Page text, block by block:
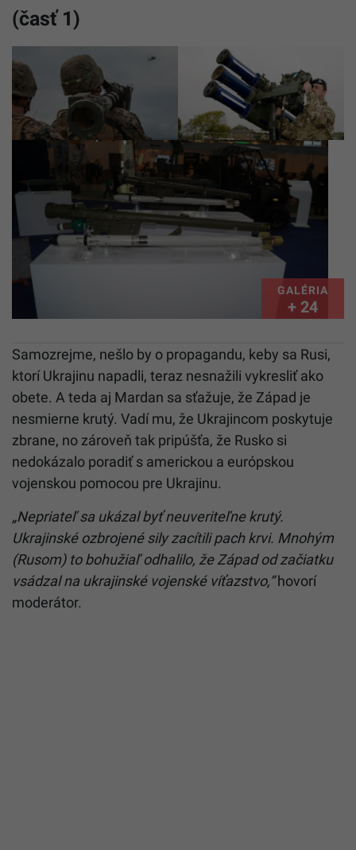
(časť 1)
GALÉRIA
+ 24
Samozrejme, nešlo by o propagandu, keby sa Rusi,
ktorí Ukrajinu napadli, teraz nesnažili vykresliť ako
obete. A teda aj Mardan sa sťažuje, že Západ je
nesmierne krutý. Vadí mu, že Ukrajincom poskytuje
zbrane, no zároveň tak pripúšťa, že Rusko si
nedokázalo poradiť s americkou a európskou
vojenskou pomocou pre Ukrajinu.
„Nepriateľ sa ukázal byť neuveriteľne krutý.
Ukrajinské ozbrojené sily zacítili pach krvi. Mnohým
(Rusom) to bohužiaľ odhalilo, že Západ od začiatku
vsádzal na ukrajinské vojenské víťazstvo,“hovorí
moderátor.